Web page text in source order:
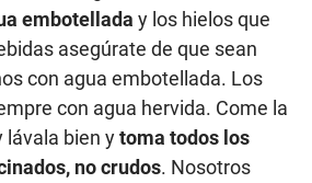
embotellada y los hielos que
asegúrate de que sean
con agua embotellada. Los
con agua hervida. Come la
lávala bien ytoma todos los
no crudos. Nosotros